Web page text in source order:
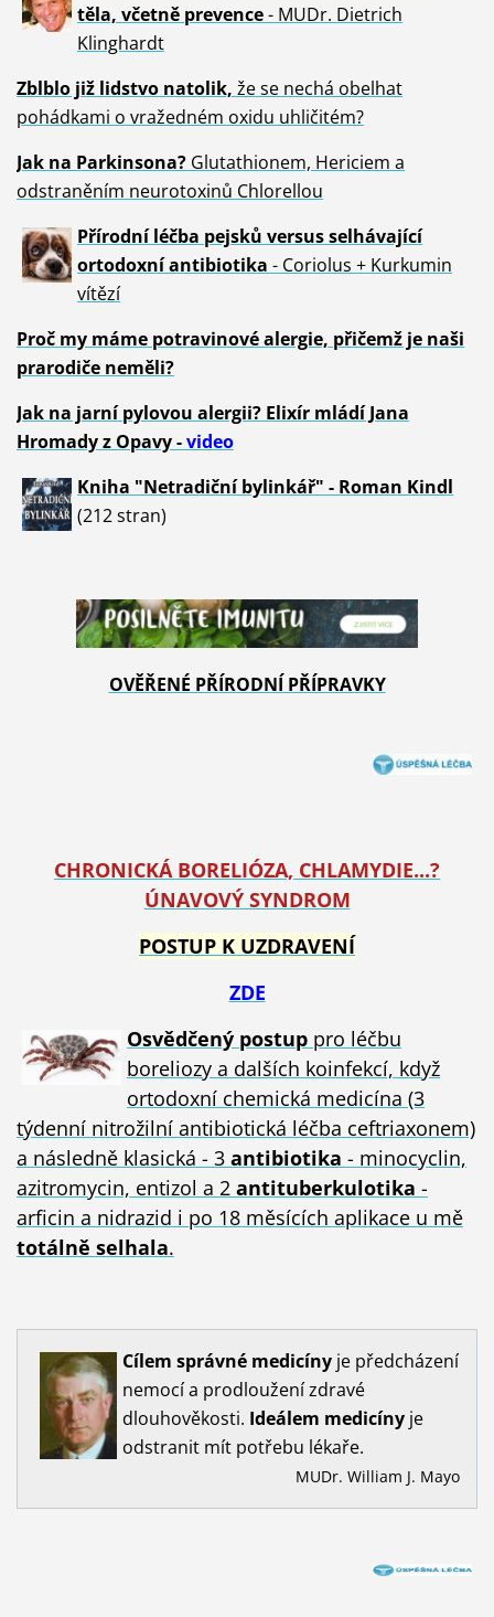
těla, včetně prevence- MUDr. Dietrich
Klinghardt
Zblblo již lidstvo natolik, že se nechá obelhat
pohádkami o vražedném oxidu uhličitém?
Jak na Parkinsona?Glutathionem, Hericiem a
odstraněním neurotoxinů Chlorellou
Přírodní léčba pejsků versus selhávající
ortodoxní antibiotika - Coriolus + Kurkumin
vítězí
Proč my máme potravinové alergie, přičemž je naši
prarodiče neměli?
Jak na jarní pylovou alergii? Elixír mládí Jana
Hromady z Opavy -video
Kniha "Netradiční bylinkář" - Roman Kindl
(212 stran)
OVĚŘENÉ PŘÍRODNÍ PŘÍPRAVKY
CHRONICKÁ BORELIÓZA, CHLAMYDIE...?
ÚNAVOVÝ SYNDROM
POSTUP K UZDRAVENÍ
ZDE
Osvědčený postuppro léčbu
boreliozy a dalších koinfekcí, když
ortodoxní chemická medicína (3
týdenní nitrožilní antibiotická léčba ceftriaxonem)
a následně klasická - 3 antibiotika - minocyclin,
azitromycin, entizol a 2 antituberkulotika -
arficin a nidrazid i po 18 měsících aplikace u mě
totálně selhala.
Cílem správné medicíny je předcházení
nemocí a prodloužení zdravé
dlouhověkosti. Ideálem medicínyje
odstranit mít potřebu lékaře.
MUDr. William J. Mayo